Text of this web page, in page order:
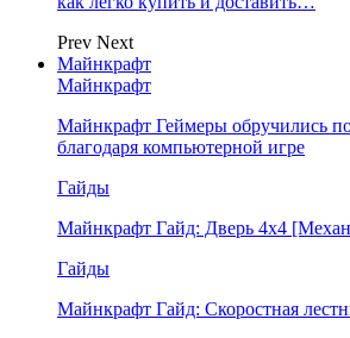
Prev Next
Майнкрафт
Майнкрафт
Майнкрафт Геймеры обручились
благодаря компьютерной игре
Гайды
Майнкрафт Гайд: Дверь 4х4
Гайды
Майнкрафт Гайд: Скоростная